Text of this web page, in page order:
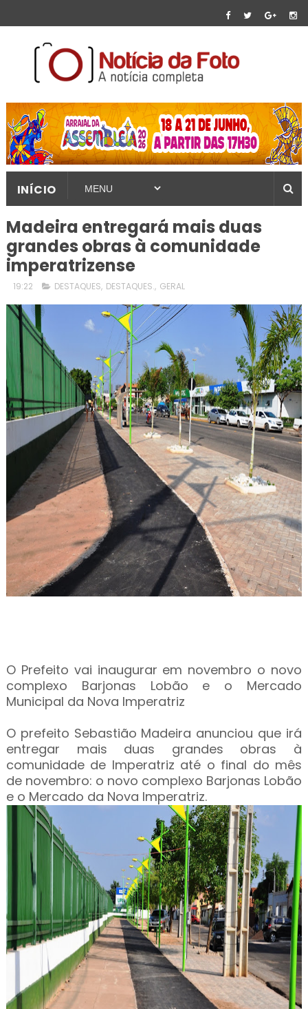
INÍCIO
Madeira entregará mais duas
grandes obras à comunidade
imperatrizense
19:22 DESTAQUES, DESTAQUES., GERAL
O Prefeito vai inaugurar em novembro o novo
complexo Barjonas Lobão e o Mercado
Municipal da Nova Imperatriz
O prefeito Sebastião Madeira anunciou que irá
entregar mais duas grandes obras à
comunidade de Imperatriz até o final do mês
de novembro: o novo complexo Barjonas Lobão
e o Mercado da Nova Imperatriz.